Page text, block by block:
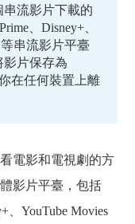
流影片下載的
、Disney+、
串流影片平臺
片保存為
在任何裝置上離
電影和電視劇的方
影片平臺，包括
、YouTube Movies